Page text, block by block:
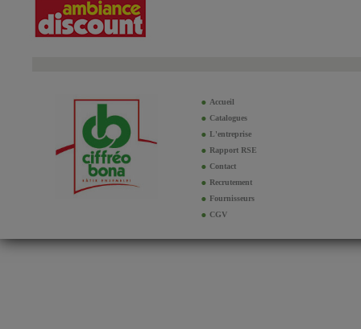
Accueil
Catalogues
L'entreprise
Rapport RSE
Contact
Recrutement
Fournisseurs
CGV